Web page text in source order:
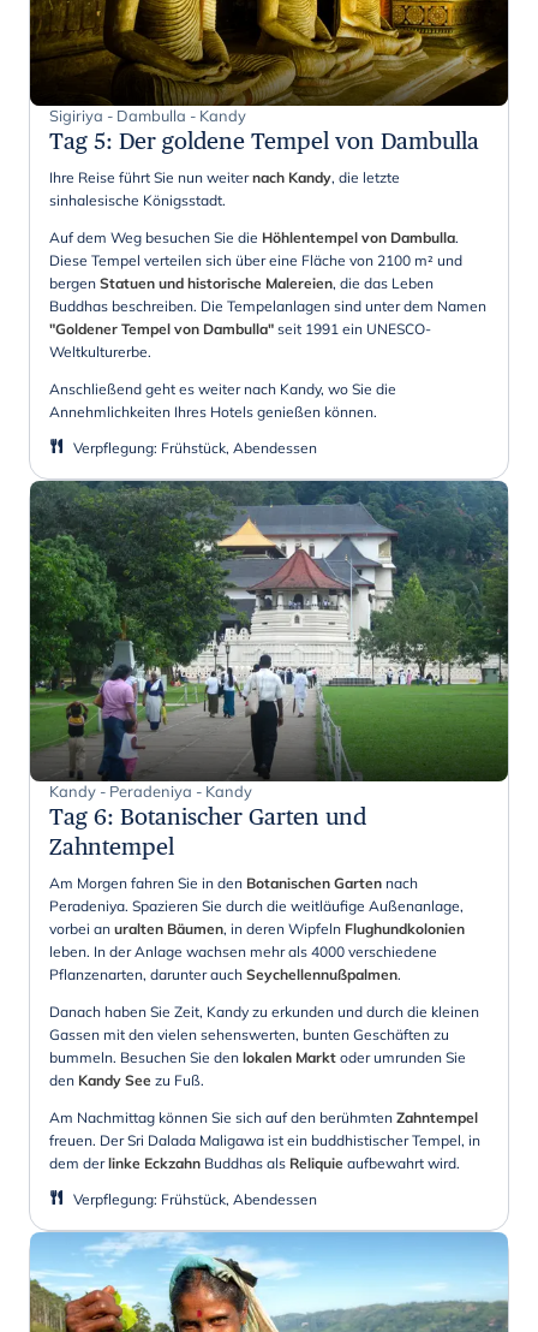
Sigiriya - Dambulla - Kandy
Tag 5: Der goldene Tempel von Dambulla
Ihre Reise führt Sie nun weiternach Kandy, die letzte
sinhalesische Königsstadt.
Auf dem Weg besuchen Sie die Höhlentempel von Dambulla.
Diese Tempel verteilen sich über eine Fläche von 2100 m² und
bergen Statuen und historische Malereien, die das Leben
Buddhas beschreiben. Die Tempelanlagen sind unter dem Namen
"Goldener Tempel von Dambulla" seit 1991 ein UNESCO-
Weltkulturerbe.
Anschließend geht es weiter nach Kandy, wo Sie die
Annehmlichkeiten Ihres Hotels genießen können.
Verpflegung: Frühstück, Abendessen
Kandy - Peradeniya - Kandy
Tag 6: Botanischer Garten und
Zahntempel
Am Morgen fahren Sie in den Botanischen Garten nach
Peradeniya. Spazieren Sie durch die weitläufige Außenanlage,
vorbei an uralten Bäumen, in deren Wipfeln Flughundkolonien
leben. In der Anlage wachsen mehr als 4000 verschiedene
Pflanzenarten, darunter auch Seychellennußpalmen.
Danach haben Sie Zeit, Kandy zu erkunden und durch die kleinen
Gassen mit den vielen sehenswerten, bunten Geschäften zu
bummeln. Besuchen Sie den lokalen Markt oder umrunden Sie
den Kandy See zu Fuß.
Am Nachmittag können Sie sich auf den berühmten Zahntempel
freuen. Der Sri Dalada Maligawa ist ein buddhistischer Tempel, in
dem derlinke Eckzahn Buddhas als Reliquie aufbewahrt wird.
Verpflegung: Frühstück, Abendessen